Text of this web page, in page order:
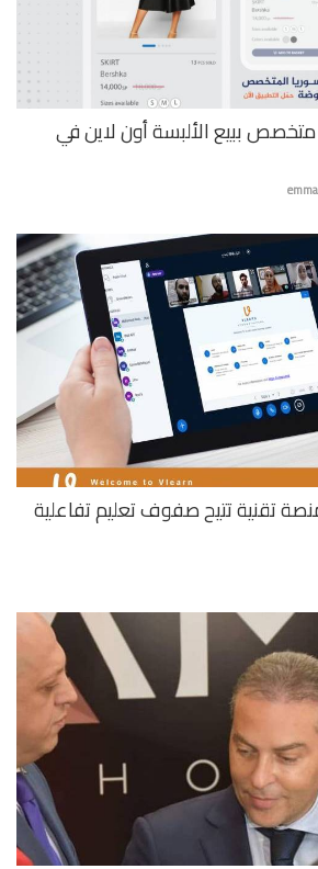
ببيع الألبسة أون لاين في
تتيح صفوف تعليم تفاعلية